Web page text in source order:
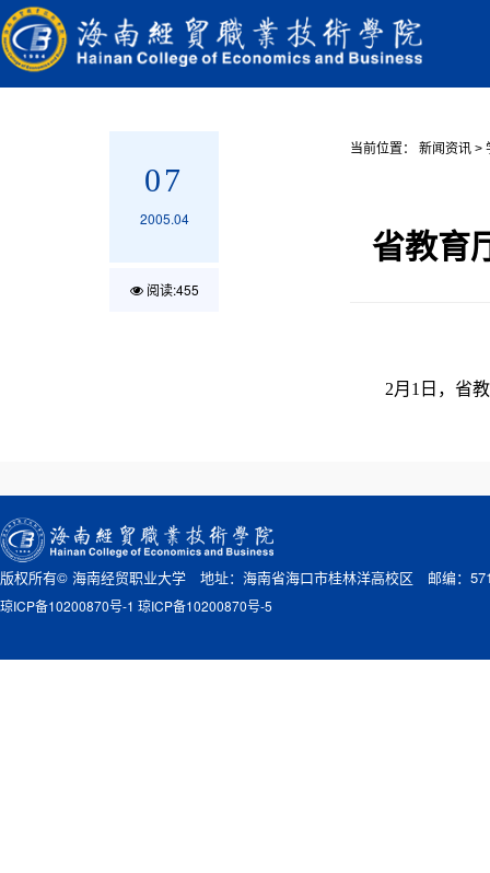
07
2005.04
阅读:455
当前位置： 新闻资讯 >
省教育
2月1日，省
版权所有© 海南经贸职业大学 地址：海南省海口市桂林洋高校区 邮编：
琼ICP备10200870号-1 琼ICP备10200870号-5